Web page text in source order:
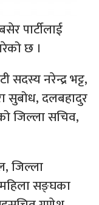
पार्टीलाई
छ ।
नरेन्द्र भट्ट,
सुबोध, दलबहादुर
जिल्ला सचिव,
जिल्ला
सङ्घका